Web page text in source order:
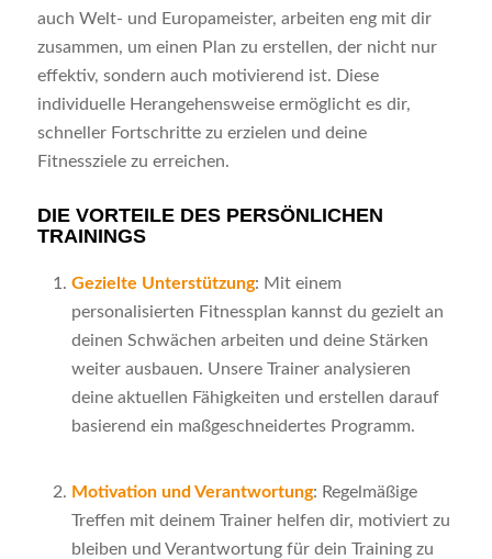
auch Welt- und Europameister, arbeiten eng mit dir
zusammen, um einen Plan zu erstellen, der nicht nur
effektiv, sondern auch motivierend ist. Diese
individuelle Herangehensweise ermöglicht es dir,
schneller Fortschritte zu erzielen und deine
Fitnessziele zu erreichen.
DIE VORTEILE DES PERSÖNLICHEN
TRAININGS
Gezielte Unterstützung: Mit einem
personalisierten Fitnessplan kannst du gezielt an
deinen Schwächen arbeiten und deine Stärken
weiter ausbauen. Unsere Trainer analysieren
deine aktuellen Fähigkeiten und erstellen darauf
basierend ein maßgeschneidertes Programm.
Motivation und Verantwortung: Regelmäßige
Treffen mit deinem Trainer helfen dir, motiviert zu
bleiben und Verantwortung für dein Training zu